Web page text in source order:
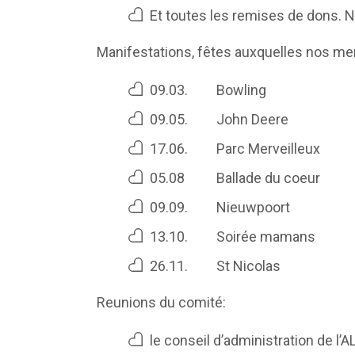
Et toutes les remises de dons.
Manifestations, fêtes auxquelles nos
09.03. Bowling
09.05. John Deere
17.06. Parc Merveilleux
05.08
Ballade du coeur
09.09. Nieuwpoort
13.10. Soirée mamans
26.11. St Nicolas
Reunions du comité:
le conseil d’administration de